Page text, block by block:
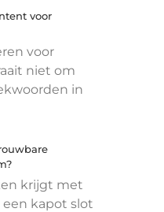
voor
voor
niet om
in
krijgt met
kapot slot